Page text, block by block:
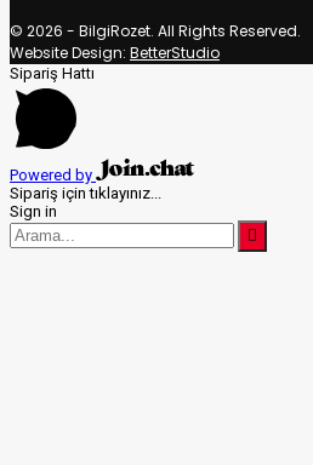
© 2026 - BilgiRozet. All Rights Reserved.
Website Design: BetterStudio
Sipariş Hattı
Powered by
Sipariş için tıklayınız...
Sign in